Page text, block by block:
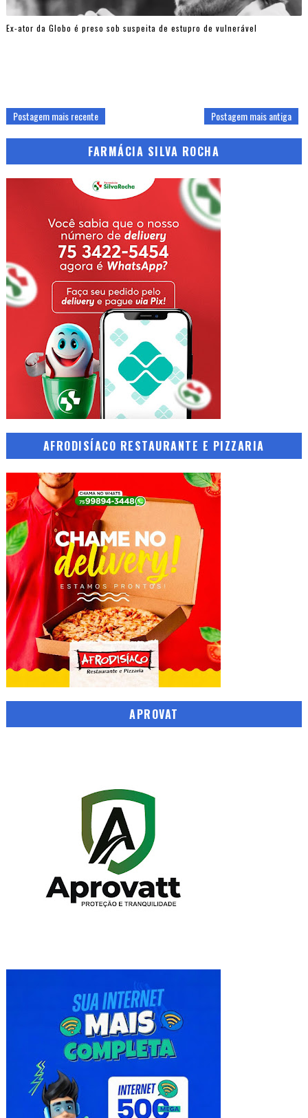
Ex-ator da Globo é preso sob suspeita de estupro de vulnerável
Postagem mais recente Postagem mais antiga
FARMÁCIA SILVA ROCHA
AFRODISÍACO RESTAURANTE E PIZZARIA
APROVAT